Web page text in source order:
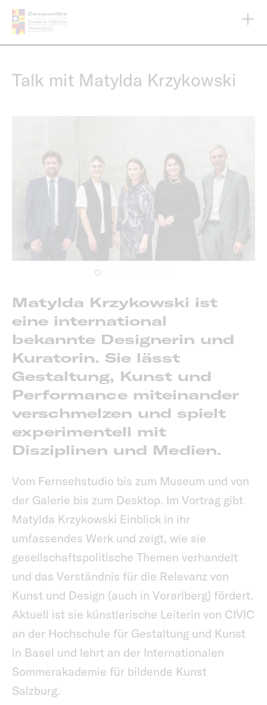
Inhalt
Talk mit Matylda Krzykowski
Matylda Krzykowski ist
eine international
bekannte Designerin und
Kuratorin. Sie lässt
Gestaltung, Kunst und
Performance miteinander
verschmelzen und spielt
experimentell mit
Disziplinen und Medien.
Vom Fernsehstudio bis zum Museum und von
der Galerie bis zum Desktop. Im Vortrag gibt
Matylda Krzykowski Einblick in ihr
umfassendes Werk und zeigt, wie sie
gesellschaftspolitische Themen verhandelt
und das Verständnis für die Relevanz von
Kunst und Design (auch in Vorarlberg) fördert.
Aktuell ist sie künstlerische Leiterin von CIVIC
an der Hochschule für Gestaltung und Kunst
in Basel und lehrt an der Internationalen
Sommerakademie für bildende Kunst
Salzburg.